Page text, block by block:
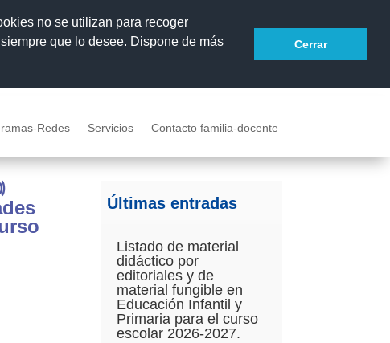
no se utilizan para recoger
que lo desee. Dispone de más
Cerrar
Redes Servicios Contacto familia-docente
Últimas entradas
Listado de material
didáctico por
editoriales y de
material fungible en
Educación Infantil y
Primaria para el curso
escolar 2026-2027.